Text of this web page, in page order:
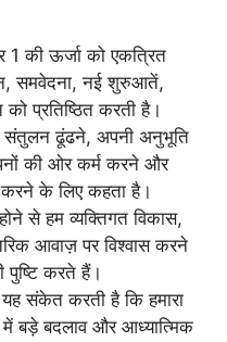
की ऊर्जा को एकत्रित
समवेदना, नई शुरुआतें,
प्रतिष्ठित करती है।
संतुलन ढूंढने, अपनी अनुभूति
की ओर कर्म करने और
के लिए कहता है।
से हम व्यक्तिगत विकास,
आवाज़ पर विश्वास करने
करते हैं।
संकेत करती है कि हमारा
बड़े बदलाव और आध्यात्मिक